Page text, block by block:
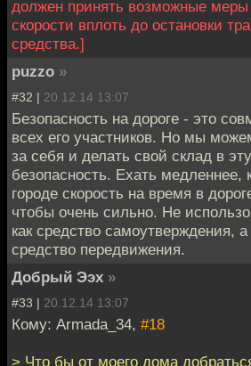
должен принять возможные
скорости вплоть до остановки
средства.]
puzzo »
#32 | 20.12.14 13:07
Безопасность на дороге - это
всех его участников. Но мы
за себя и делать свой склад в
безопасность. Ехать
городе скорость на время в
чтобы очень сильно. Не
как средство самоутверждения, а
средство передвижения.
Добрый Ээх »
#33 | 20.12.14 13:07
Кому: Armada_34, #18
> Что бы от моего дома